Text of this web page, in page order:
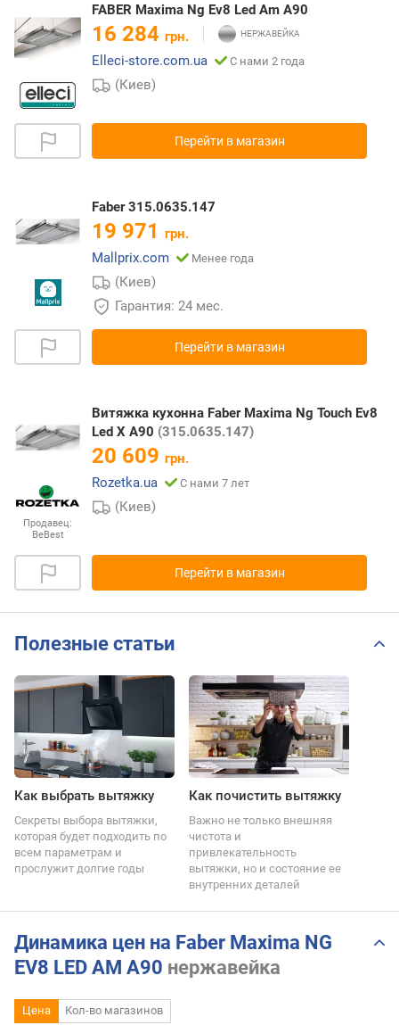
FABER Maxima Ng Ev8 Led Am A90
16 284 грн.
Elleci-store.com.ua
С нами 2 года
(Киев)
Перейти в магазин
Faber 315.0635.147
19 971 грн.
Mallprix.com
Менее года
(Киев)
Гарантия: 24 мес.
Перейти в магазин
Продавец:
BeBest
Витяжка кухонна Faber Maxima Ng Touch Ev8
Led X A90 (315.0635.147)
20 609 грн.
Rozetka.ua
С нами 7 лет
(Киев)
Перейти в магазин
Полезные статьи
Как выбрать вытяжку
Секреты выбора вытяжки,
которая будет подходить по
всем параметрам и
прослужит долгие годы
Как почистить вытяжку
Важно не только внешняя
чистота и
привлекательность
вытяжки, но и состояние ее
внутренних деталей
Динамика цен на Faber Maxima NG
EV8 LED AM A90 нержавейка
Цена Кол-во магазинов